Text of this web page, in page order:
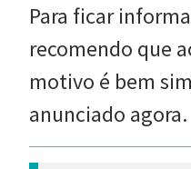
Para ficar
recomendo que
motivo é bem
anunciado agora.